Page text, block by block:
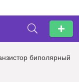
биполярный